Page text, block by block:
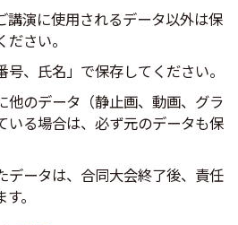
講演に使用されるデータ以外は保
さい。
、氏名」で保存してください。
他のデータ（静止画、動画、グラ
いる場合は、必ず元のデータも保
データは、合同大会終了後、責任
。